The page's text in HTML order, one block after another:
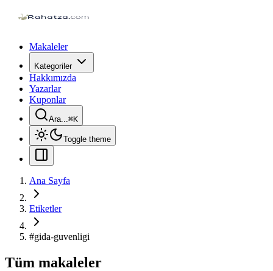
Makaleler
Kategoriler
Hakkımızda
Yazarlar
Kuponlar
Ara...⌘K
Toggle theme
Ana Sayfa
Etiketler
#gida-guvenligi
Tüm makaleler